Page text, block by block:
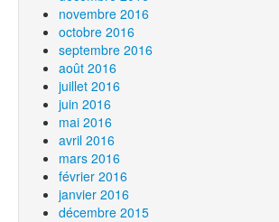
novembre 2016
octobre 2016
septembre 2016
août 2016
juillet 2016
juin 2016
mai 2016
avril 2016
mars 2016
février 2016
janvier 2016
décembre 2015